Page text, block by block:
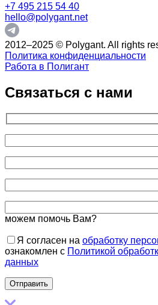
+7 495 215 54 40
hello@polygant.net
2012–2025 © Polygant. All rights
Политика конфиденциальности
Работа в Полигант
Связаться с нами
можем помочь Вам?
Я согласен на обработку
ознакомлен с Политикой
данных